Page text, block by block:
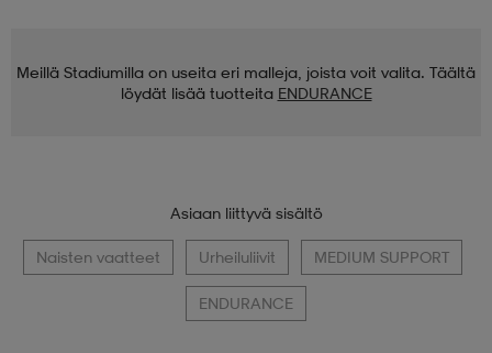
Meillä Stadiumilla on useita eri malleja, joista voit valita. Täältä
löydät lisää tuotteita ENDURANCE
Asiaan liittyvä sisältö
Naisten vaatteet Urheiluliivit MEDIUM SUPPORT
ENDURANCE